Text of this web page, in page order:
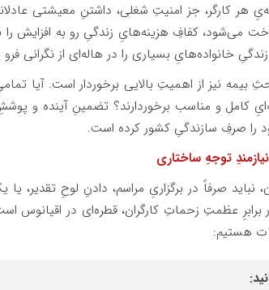
هر کارگر، جز امنیتِ شغلی، داشتنِ معیشتی
می‌شود، کفافِ هزینه‌هایِ زندگیِ رو به افزایش
خانواده‌هایِ بسیاری را در هاله‌ای از نگرانی
بیمه نیز از اهمیتِ بالایی برخوردار است. آیا
کامل و مناسب برخوردارند؟ تضمینِ آینده و
را صرفِ سازندگیِ کشور کرده است.
نیازمندِ توجهِ ساختاری
نباید صرفاً در برگزاریِ مراسم، دادنِ لوحِ
برابرِ عظمتِ زحماتِ کارگران، قطره‌ای در
هستیم: